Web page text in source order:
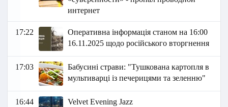
интернет
17:22
Оперативна інформація станом на 16:00
16.11.2025 щодо російського вторгнення
17:03
Бабусині страви: "Тушкована картопля в
мультиварці із печерицями та зеленню"
16:44 Velvet Evening Jazz